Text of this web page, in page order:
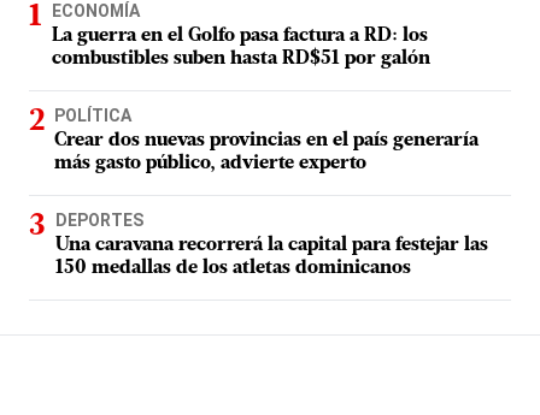
ECONOMÍA
La guerra en el Golfo pasa factura a RD: los
combustibles suben hasta RD$51 por galón
POLÍTICA
Crear dos nuevas provincias en el país generaría
más gasto público, advierte experto
DEPORTES
Una caravana recorrerá la capital para festejar las
150 medallas de los atletas dominicanos